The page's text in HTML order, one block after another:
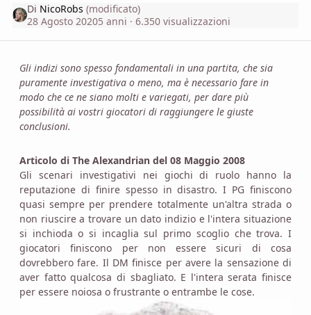
Di NicoRobs (modificato)
28 Agosto 20205 anni · 6.350 visualizzazioni
Gli indizi sono spesso fondamentali in una partita, che sia
puramente investigativa o meno, ma è necessario fare in
modo che ce ne siano molti e variegati, per dare più
possibilità ai vostri giocatori di raggiungere le giuste
conclusioni.
Articolo di The Alexandrian del 08 Maggio 2008
Gli scenari investigativi nei giochi di ruolo hanno la
reputazione di finire spesso in disastro. I PG finiscono
quasi sempre per prendere totalmente un'altra strada o
non riuscire a trovare un dato indizio e l'intera situazione
si inchioda o si incaglia sul primo scoglio che trova. I
giocatori finiscono per non essere sicuri di cosa
dovrebbero fare. Il DM finisce per avere la sensazione di
aver fatto qualcosa di sbagliato. E l'intera serata finisce
per essere noiosa o frustrante o entrambe le cose.